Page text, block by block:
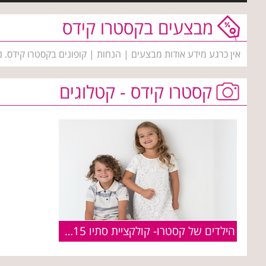
מבצעים בקסטרו קידס
אין כרגע מידע אודות מבצעים | הנחות | קופונים בקסטרו
קסטרו קידס - קטלוגים
הילדים של קסטרו- קולקציית סתיו 2015